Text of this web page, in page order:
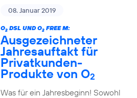
08. Januar 2019
O2DSL UND O2FREE M:
Ausgezeichneter
Jahresauftakt für
Privatkunden-
Produkte von O2
Was für ein Jahresbeginn! Sowohl